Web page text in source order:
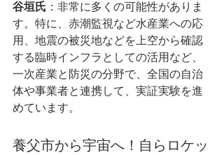
谷垣氏 ：非常に多くの可能性がありま
す。特に、赤潮監視など水産業への応
用、地震の被災地などを上空から確認
する臨時インフラとしての活用など、
一次産業と防災の分野で、全国の自治
体や事業者と連携して、実証実験を進
めています。
養父市から宇宙へ！自らロケッ